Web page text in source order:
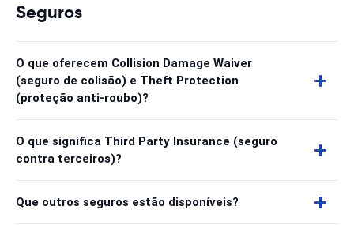
Seguros
O que oferecem Collision Damage Waiver
(seguro de colisão) e Theft Protection
(proteção anti-roubo)?
O que significa Third Party Insurance (seguro
contra terceiros)?
Que outros seguros estão disponíveis?